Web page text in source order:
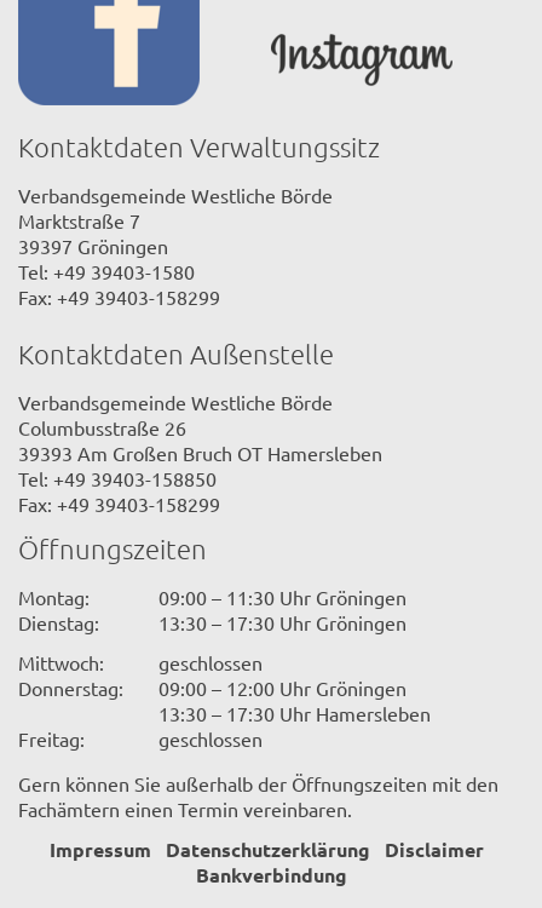
Kontaktdaten Verwaltungssitz
Verbandsgemeinde Westliche Börde
Marktstraße 7
39397 Gröningen
Tel: +49 39403-1580
Fax: +49 39403-158299
Kontaktdaten Außenstelle
Verbandsgemeinde Westliche Börde
Columbusstraße 26
39393 Am Großen Bruch OT Hamersleben
Tel: +49 39403-158850
Fax: +49 39403-158299
Öffnungszeiten
Montag:
09:00 – 11:30 Uhr Gröningen
Dienstag:
13:30 – 17:30 Uhr Gröningen
Mittwoch:
geschlossen
Donnerstag:
09:00 – 12:00 Uhr Gröningen
13:30 – 17:30 Uhr Hamersleben
Freitag:
geschlossen
Gern können Sie außerhalb der Öffnungszeiten mit den
Fachämtern einen Termin vereinbaren.
Impressum Datenschutzerklärung
Disclaimer
Bankverbindung